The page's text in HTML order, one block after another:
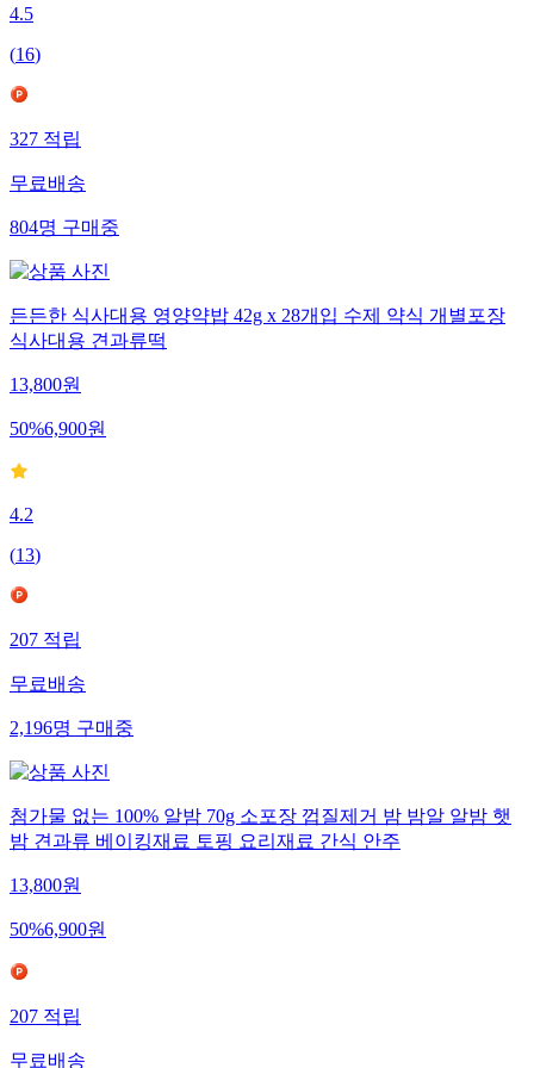
4.5
(16)
327적립
무료배송
804명구매중
든든한 식사대용 영양약밥 42g x 28개입 수제 약식 개별포장
식사대용 견과류떡
13,800원
50%6,900원
4.2
(13)
207적립
무료배송
2,196명구매중
첨가물 없는 100% 알밤 70g 소포장 껍질제거 밤 밤알 알밤 햇
밤 견과류 베이킹재료 토핑 요리재료 간식 안주
13,800원
50%6,900원
207적립